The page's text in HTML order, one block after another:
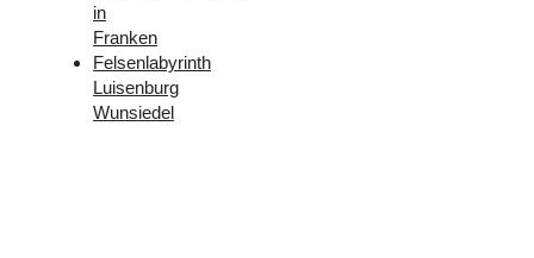
in
Franken
Felsenlabyrinth
Luisenburg
Wunsiedel